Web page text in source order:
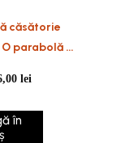
căsătorie
parabolă a
lei
în